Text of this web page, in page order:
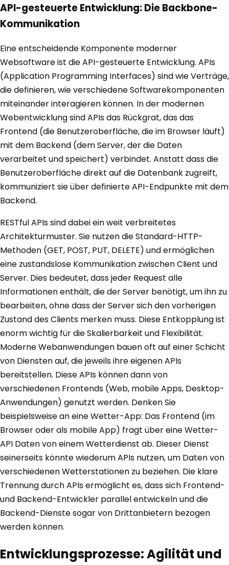
API-gesteuerte Entwicklung: Die Backbone-
Kommunikation
Eine entscheidende Komponente moderner
Websoftware ist die API-gesteuerte Entwicklung. APIs
(Application Programming Interfaces) sind wie Verträge,
die definieren, wie verschiedene Softwarekomponenten
miteinander interagieren können. In der modernen
Webentwicklung sind APIs das Rückgrat, das das
Frontend (die Benutzeroberfläche, die im Browser läuft)
mit dem Backend (dem Server, der die Daten
verarbeitet und speichert) verbindet. Anstatt dass die
Benutzeroberfläche direkt auf die Datenbank zugreift,
kommuniziert sie über definierte API-Endpunkte mit dem
Backend.
RESTful APIs sind dabei ein weit verbreitetes
Architekturmuster. Sie nutzen die Standard-HTTP-
Methoden (GET, POST, PUT, DELETE) und ermöglichen
eine zustandslose Kommunikation zwischen Client und
Server. Dies bedeutet, dass jeder Request alle
Informationen enthält, die der Server benötigt, um ihn zu
bearbeiten, ohne dass der Server sich den vorherigen
Zustand des Clients merken muss. Diese Entkopplung ist
enorm wichtig für die Skalierbarkeit und Flexibilität.
Moderne Webanwendungen bauen oft auf einer Schicht
von Diensten auf, die jeweils ihre eigenen APIs
bereitstellen. Diese APIs können dann von
verschiedenen Frontends (Web, mobile Apps, Desktop-
Anwendungen) genutzt werden. Denken Sie
beispielsweise an eine Wetter-App: Das Frontend (im
Browser oder als mobile App) fragt über eine Wetter-
API Daten von einem Wetterdienst ab. Dieser Dienst
seinerseits könnte wiederum APIs nutzen, um Daten von
verschiedenen Wetterstationen zu beziehen. Die klare
Trennung durch APIs ermöglicht es, dass sich Frontend-
und Backend-Entwickler parallel entwickeln und die
Backend-Dienste sogar von Drittanbietern bezogen
werden können.
Entwicklungsprozesse: Agilität und